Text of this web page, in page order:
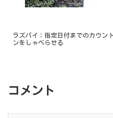
ラズパイ：指定日付までのカウン
ンをしゃべらせる
コメント